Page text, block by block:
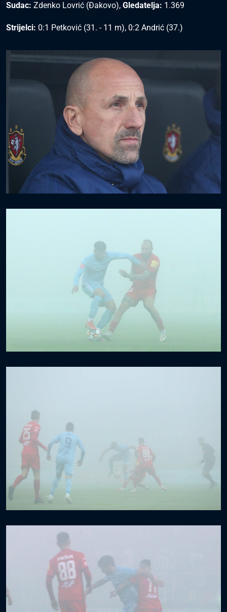
Sudac: Zdenko Lovrić (Đakovo), Gledatelja: 1.369
Strijelci: 0:1 Petković (31. - 11 m), 0:2 Andrić (37.)